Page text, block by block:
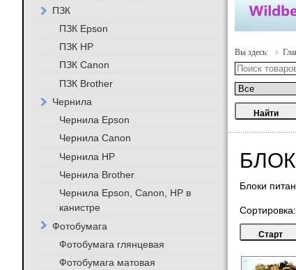
Вы здесь:
Блоки
Сортировка:
ПЗК
ПЗК Epson
ПЗК HP
ПЗК Canon
ПЗК Brother
Чернила
Чернила Epson
Чернила Canon
Чернила HP
Чернила Brother
Чернила Epson, Canon, HP в
канистре
Фотобумага
Фотобумага глянцевая
Фотобумага матовая